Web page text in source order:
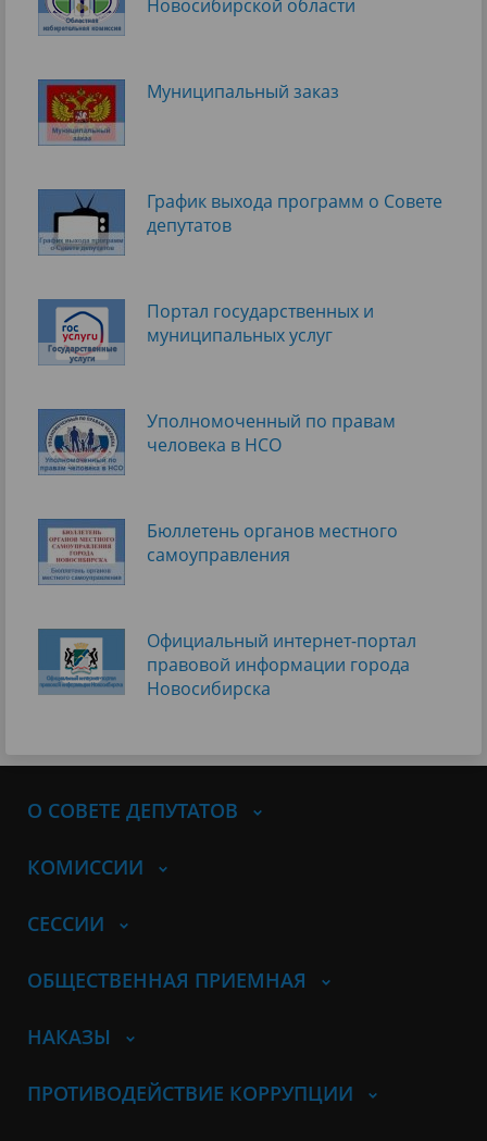
Новосибирской области
Муниципальный заказ
График выхода программ о Cовете
депутатов
Портал государственных и
муниципальных услуг
Уполномоченный по правам
человека в НСО
Бюллетень органов местного
самоуправления
Официальный интернет-портал
правовой информации города
Новосибирска
О СОВЕТЕ ДЕПУТАТОВ
КОМИССИИ
СЕССИИ
ОБЩЕСТВЕННАЯ ПРИЕМНАЯ
НАКАЗЫ
ПРОТИВОДЕЙСТВИЕ КОРРУПЦИИ